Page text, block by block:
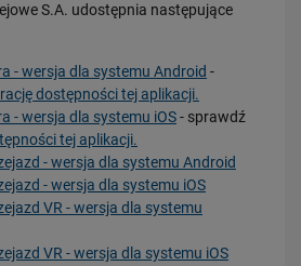
S.A. udostępnia następujące
- wersja dla systemu Android -
dostępności tej aplikacji.
- wersja dla systemu iOS- sprawdź
tej aplikacji.
- wersja dla systemu Android
- wersja dla systemu iOS
VR - wersja dla systemu
VR - wersja dla systemu iOS